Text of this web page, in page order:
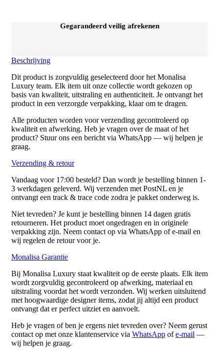
Gegarandeerd veilig afrekenen
Beschrijving
Dit product is zorgvuldig geselecteerd door het Monalisa
Luxury team. Elk item uit onze collectie wordt gekozen op
basis van kwaliteit, uitstraling en authenticiteit. Je ontvangt het
product in een verzorgde verpakking, klaar om te dragen.
Alle producten worden voor verzending gecontroleerd op
kwaliteit en afwerking. Heb je vragen over de maat of het
product? Stuur ons een bericht via WhatsApp — wij helpen je
graag.
Verzending & retour
Vandaag voor 17:00 besteld? Dan wordt je bestelling binnen 1-
3 werkdagen geleverd. Wij verzenden met PostNL en je
ontvangt een track & trace code zodra je pakket onderweg is.
Niet tevreden? Je kunt je bestelling binnen 14 dagen gratis
retourneren. Het product moet ongedragen en in originele
verpakking zijn. Neem contact op via WhatsApp of e-mail en
wij regelen de retour voor je.
Monalisa Garantie
Bij Monalisa Luxury staat kwaliteit op de eerste plaats. Elk item
wordt zorgvuldig gecontroleerd op afwerking, materiaal en
uitstraling voordat het wordt verzonden. Wij werken uitsluitend
met hoogwaardige designer items, zodat jij altijd een product
ontvangt dat er perfect uitziet en aanvoelt.
Heb je vragen of ben je ergens niet tevreden over? Neem gerust
contact op met onze klantenservice via WhatsApp ofe-mail —
wij helpen je graag.